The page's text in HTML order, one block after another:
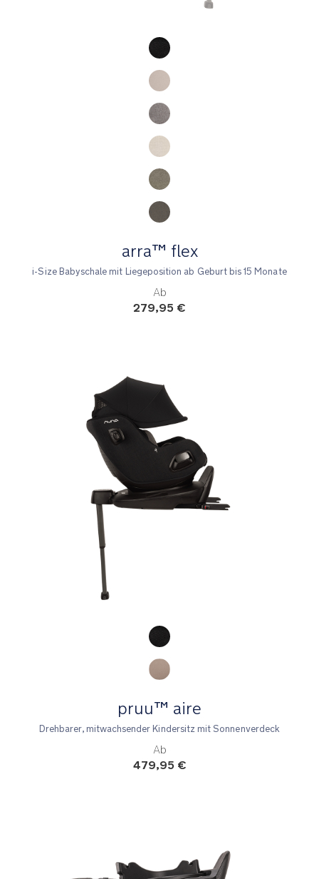
arra™ flex
i-Size Babyschale mit Liegeposition ab Geburt bis 15 Monate
Ab
279,95 €
pruu™ aire
Drehbarer, mitwachsender Kindersitz mit Sonnenverdeck
Ab
479,95 €